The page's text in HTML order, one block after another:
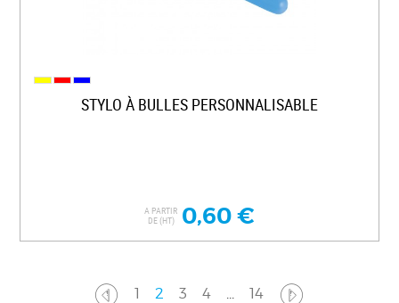
STYLO À BULLES PERSONNALISABLE
A PARTIR
DE (HT) 0,60 €
1 2 3 4 14